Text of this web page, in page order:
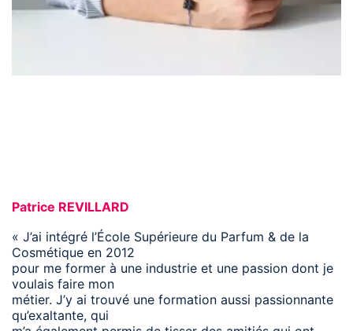
Patrice REVILLARD
« J’ai intégré l’École Supérieure du Parfum & de la
Cosmétique en 2012
pour me former à une industrie et une passion dont je
voulais faire mon
métier. J’y ai trouvé une formation aussi passionnante
qu’exaltante, qui